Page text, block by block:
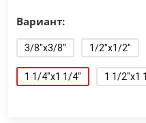
Вариант:
3/8"x3/8" 1/2"x1/2"
1 1/4"x1 1/4" 1 1/2"x1